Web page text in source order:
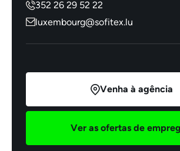
352 26 29 52 22
luxembourg@sofitex.lu
Venha à agência
Ver as ofertas de